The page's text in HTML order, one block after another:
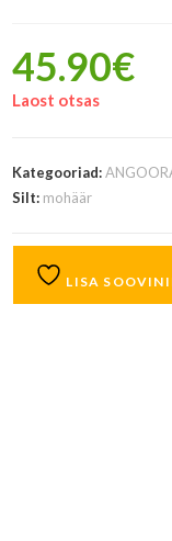
45.90€
Laost otsas
Kategooriad:
Silt: mohäär
LISA